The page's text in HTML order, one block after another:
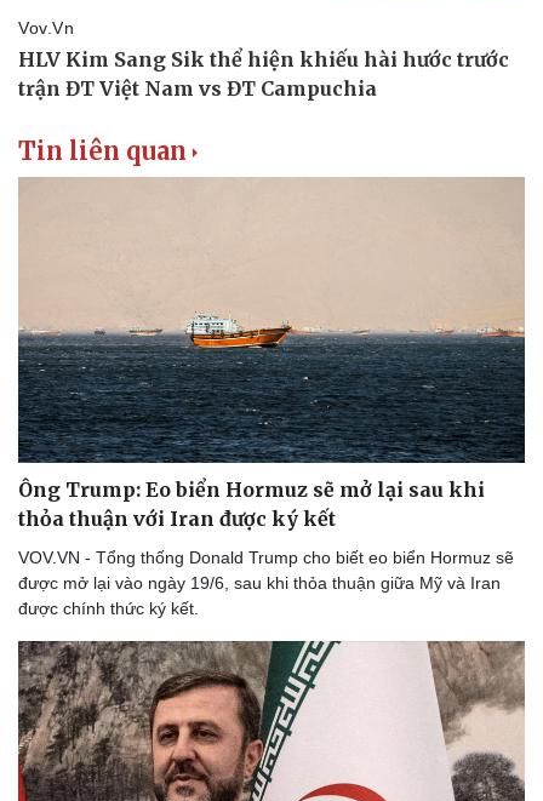
Thể thao
Bóng đá
Thế giới thể thao
eSports
Ô tô - Xe máy
Ô tô
Tin liên quan
Ông Trump: Eo biển Hormuz sẽ mở lại sau khi
thỏa thuận với Iran được ký kết
VOV.VN - Tổng thống Donald Trump cho biết eo biển Hormuz sẽ
được mở lại vào ngày 19/6, sau khi thỏa thuận giữa Mỹ và Iran
được chính thức ký kết.